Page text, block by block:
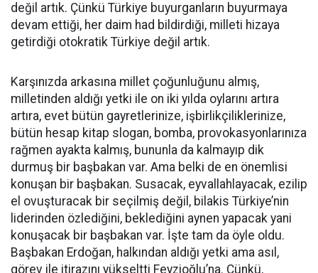
değil artık. Çünkü Türkiye buyurganların buyurmaya
devam ettiği, her daim had bildirdiği, milleti hizaya
getirdiği otokratik Türkiye değil artık.
Karşınızda arkasına millet çoğunluğunu almış,
milletinden aldığı yetki ile on iki yılda oylarını artıra
artıra, evet bütün gayretlerinize, işbirlikçiliklerinize,
bütün hesap kitap slogan, bomba, provokasyonlarınıza
rağmen ayakta kalmış, bununla da kalmayıp dik
durmuş bir başbakan var. Ama belki de en önemlisi
konuşan bir başbakan. Susacak, eyvallahlayacak, ezilip
el ovuşturacak bir seçilmiş değil, bilakis Türkiye’nin
liderinden özlediğini, beklediğini aynen yapacak yani
konuşacak bir başbakan var. İşte tam da öyle oldu.
Başbakan Erdoğan, halkından aldığı yetki ama asıl,
görev ile itirazını yükseltti Feyzioğlu’na. Çünkü,